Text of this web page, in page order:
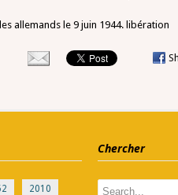
allemands le 9 juin 1944. libération
2010
Chercher